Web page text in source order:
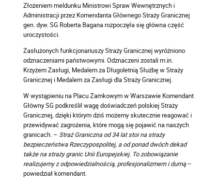
Złożeniem meldunku Ministrowi Spraw Wewnętrznych i
Administracji przez Komendanta Głównego Straży Granicznej
gen. dyw. SG Roberta Bagana rozpoczęła się główna część
uroczystości.
Zasłużonych funkcjonariuszy Straży Granicznej wyróżniono
odznaczeniami państwowymi. Odznaczeni zostali m.in.
Krzyżem Zasługi, Medalem za Długoletnią Służbę w Straży
Granicznej i Medalem za Zasługi dla Straży Granicznej.
W wystąpieniu na Placu Zamkowym w Warszawie Komendant
Główny SG podkreślił wagę doświadczeń polskiej Straży
Granicznej, dzięki którym dziś możemy skutecznie reagować i
przewidywać zagrożenia, które mogą się pojawić na naszych
granicach. – Straż Graniczna od 34 lat stoi na straży
bezpieczeństwa Rzeczypospolitej, a od ponad dwóch dekad
także na straży granic Unii Europejskiej. To zobowiązanie
realizujemy z odpowiedzialnością, profesjonalizmem i dumą–
powiedział komendant.